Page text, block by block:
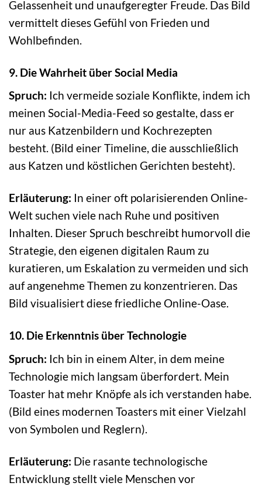
Gelassenheit und unaufgeregter Freude. Das Bild
vermittelt dieses Gefühl von Frieden und
Wohlbefinden.
9. Die Wahrheit über Social Media
Spruch: Ich vermeide soziale Konflikte, indem ich
meinen Social-Media-Feed so gestalte, dass er
nur aus Katzenbildern und Kochrezepten
besteht. (Bild einer Timeline, die ausschließlich
aus Katzen und köstlichen Gerichten besteht).
Erläuterung: In einer oft polarisierenden Online-
Welt suchen viele nach Ruhe und positiven
Inhalten. Dieser Spruch beschreibt humorvoll die
Strategie, den eigenen digitalen Raum zu
kuratieren, um Eskalation zu vermeiden und sich
auf angenehme Themen zu konzentrieren. Das
Bild visualisiert diese friedliche Online-Oase.
10. Die Erkenntnis über Technologie
Spruch: Ich bin in einem Alter, in dem meine
Technologie mich langsam überfordert. Mein
Toaster hat mehr Knöpfe als ich verstanden habe.
(Bild eines modernen Toasters mit einer Vielzahl
von Symbolen und Reglern).
Erläuterung: Die rasante technologische
Entwicklung stellt viele Menschen vor